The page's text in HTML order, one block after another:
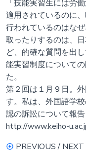
「技能実習生には労
適用されているのに
行われているのはな
取ったりするのは、
ど、的確な質問を出
能実習制度について
た。
第２回は１月９日。
す。私は、外国語学
認の訴訟について報告
http://www.keiho-
PREVIOUS / NEXT